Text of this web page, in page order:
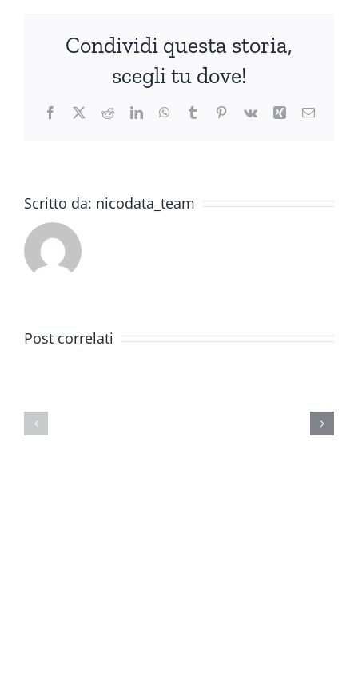
Condividi questa storia,
scegli tu dove!
Facebook
X RedditLinkedInWhatsApp
TumblrPinterest
Vk Xing Email
Scritto da: nicodata_team
Post correlati